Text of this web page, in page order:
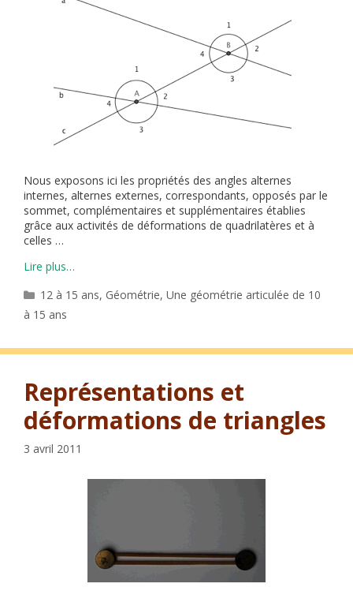
Nous exposons ici les propriétés des angles alternes
internes, alternes externes, correspondants, opposés par le
sommet, complémentaires et supplémentaires établies
grâce aux activités de déformations de quadrilatères et à
celles …
Lire plus…
Catégories
12 à 15 ans, Géométrie,Une géométrie articulée de 10
à 15 ans
Représentations et
déformations de triangles
3 avril 2011